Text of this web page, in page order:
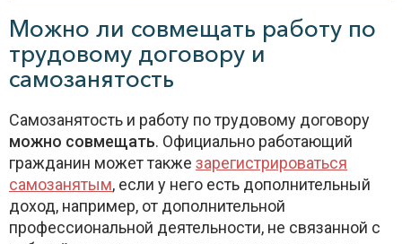
Можно ли совмещать работу по
трудовому договору и
самозанятость
Самозанятость и работу по трудовому договору
можно совмещать. Официально работающий
гражданин может также зарегистрироваться
самозанятым, если у него есть дополнительный
доход, например, от дополнительной
профессиональной деятельности, не связанной с